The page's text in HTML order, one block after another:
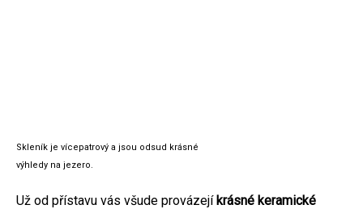
Skleník je vícepatrový a jsou odsud krásné
výhledy na jezero.
Už od přístavu vás všude provázejíkrásné keramické